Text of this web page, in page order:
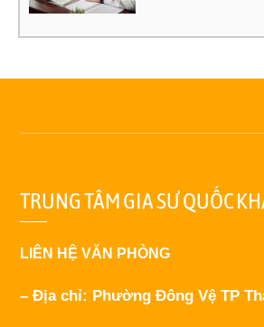
TRUNG TÂM GIA SƯ QUỐC
LIÊN HỆ VĂN PHÒNG
– Địa chỉ: Phường Đông Vệ TP